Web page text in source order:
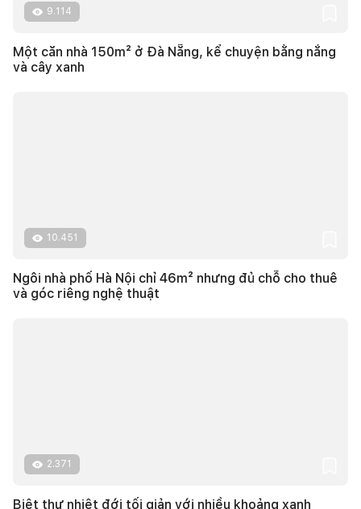
9.114
Một căn nhà 150m² ở Đà Nẵng, kể chuyện bằng nắng
và cây xanh
10.451
Ngôi nhà phố Hà Nội chỉ 46m² nhưng đủ chỗ cho thuê
và góc riêng nghệ thuật
2.371
Biệt thự nhiệt đới tối giản với nhiều khoảng xanh